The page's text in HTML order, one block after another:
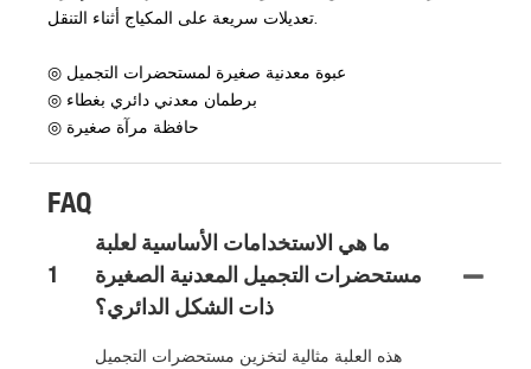
تعديلات سريعة على المكياج أثناء التنقل.
◎ عبوة معدنية صغيرة لمستحضرات التجميل
◎ برطمان معدني دائري بغطاء
◎ حافظة مرآة صغيرة
FAQ
1
ما هي الاستخدامات الأساسية لعلبة
مستحضرات التجميل المعدنية الصغيرة
ذات الشكل الدائري؟
هذه العلبة مثالية لتخزين مستحضرات التجميل